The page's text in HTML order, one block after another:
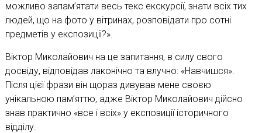
можливо запам’ятати весь текс екскурсії, знати всіх тих
людей, що на фото у вітринах, розповідати про сотні
предметів у експозиції?».
Віктор Миколайович на це запитання, в силу свого
досвіду, відповідав лаконічно та влучно: «Навчишся».
Після цієї фрази він щораз дивував мене своєю
унікальною пам’яттю, адже Віктор Миколайович дійсно
знав практично «все і всіх» у експозиції історичного
відділу.